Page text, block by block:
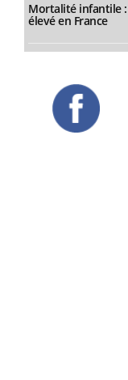
Mortalité infantile
élevé en France